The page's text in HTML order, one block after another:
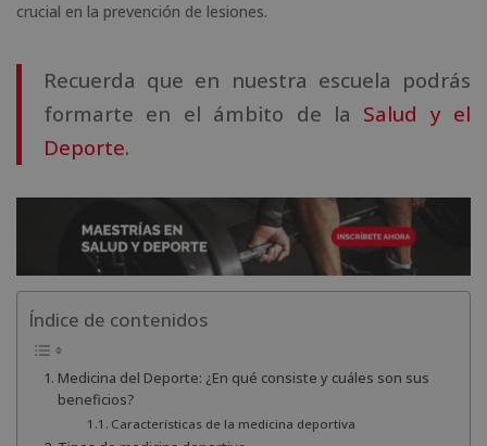
crucial en la prevención de lesiones.
Recuerda que en nuestra escuela podrás
formarte en el ámbito de la Salud y el
Deporte.
Índice de contenidos
Medicina del Deporte: ¿En qué consiste y cuáles son sus
beneficios?
Características de la medicina deportiva